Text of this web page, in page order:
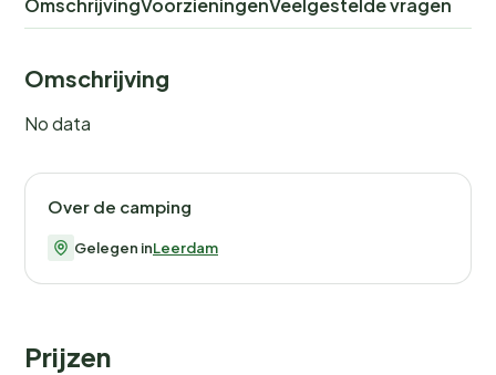
OmschrijvingVoorzieningenVeelgestelde vragen
Omschrijving
No data
Over de camping
Gelegen inLeerdam
Prijzen